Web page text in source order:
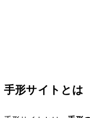
手形サイトとは